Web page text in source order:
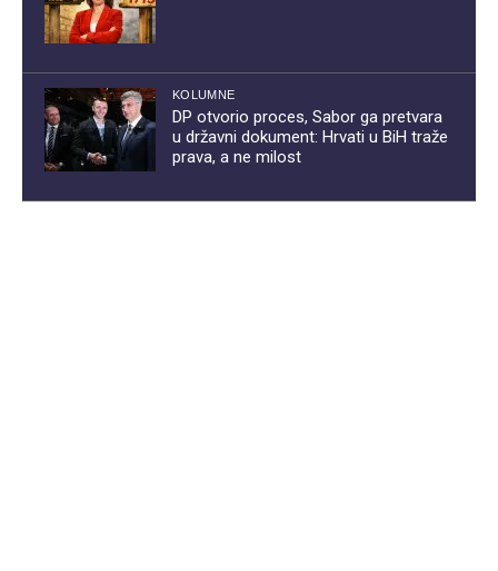
KOLUMNE
DP otvorio proces, Sabor ga pretvara
u državni dokument: Hrvati u BiH traže
prava, a ne milost